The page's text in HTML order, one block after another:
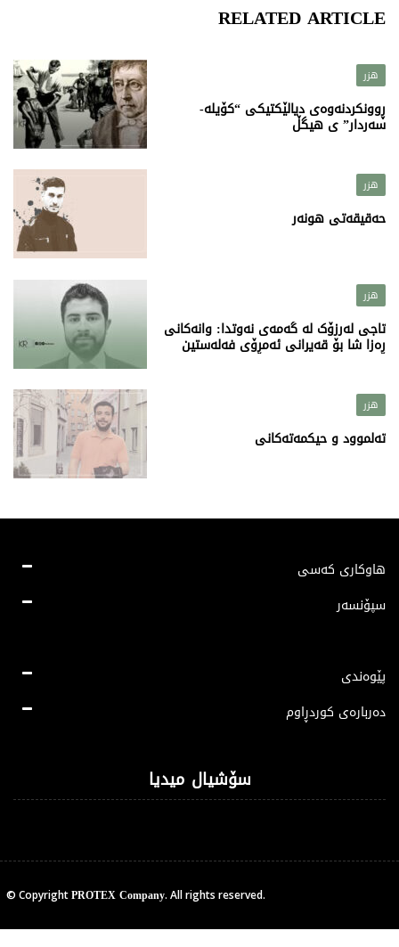
RELATED ARTICLE
هزر
ڕوونکردنەوەی دیالێکتیکی “کۆیلە-
سەردار” ی هیگڵ
هزر
حەقیقەتی هونەر
هزر
تاجی لەرزۆک لە گەمەی نەوتدا: وانەکانی
ڕەزا شا بۆ قەیرانی ئەمڕۆی فەلەستین
هزر
تەلموود و حیکمەتەکانی
هاوکاری کەسی
سپۆنسەر
پێوەندی
دەربارەی کوردڕاوم
سۆشیال میدیا
© CopyrightPROTEX Company. All rights reserved.